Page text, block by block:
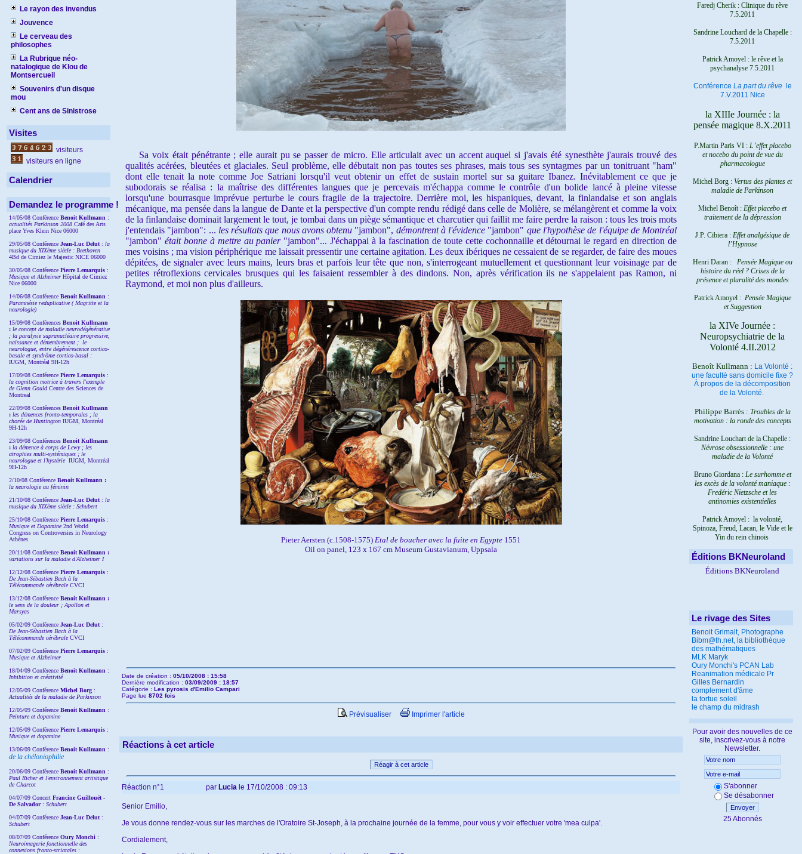
Le rayon des invendus
Jouvence
Le cerveau des
philosophes
La Rubrique néo-
natalogique de Klou de
Montsercueil
Souvenirs d'un disque
mou
Cent ans de Sinistrose
Visites
visiteurs
visiteurs en ligne
Calendrier
Demandez le programme !
14/05/08 Conférence Benoit Kullmann :
actualités Parkinson 2008 Café des Arts
place Yves Klein Nice 06000
29/05/08 Conférence Jean-Luc Delut : la
musique du XIXème siècle : Beethoven
4Bd de Cimiez le Majestic NICE 06000
30/05/08 Conférence Pierre Lemarquis :
Musique et Alzheimer Hôpital de Cimiez
Nice 06000
14/06/08 Conférence Benoit Kullmann :
Paramnésie reduplicative ( Magritte et la
neurologie)
15/09/08 Conférences Benoit Kullmann
: le concept de maladie neurodégénérative
; la paralysie supranucléaire progressive,
naissance et démembrement ; le
neurologue, entre dégénérescence cortico-
basale et syndrôme cortico-basal :
IUGM, Montréal 9H-12h
17/09/08 Conférence Pierre Lemarquis :
la cognition motrice à travers l'exemple
de Glenn Gould Centre des Sciences de
Montreal
22/09/08 Conférences Benoit Kullmann
: les démences fronto-temporales ; la
chorée de Huntington IUGM, Montréal
9H-12h
23/09/08 Conférences Benoit Kullmann
: la démence à corps de Lewy ; les
atrophies multi-systémiques ; le
neurologue et l'hystérie IUGM, Montréal
9H-12h
2/10/08 Conférence Benoit Kullmann :
la neurologie au féminin
21/10/08 Conférence Jean-Luc Delut : la
musique du XIXème siècle : Schubert
25/10/08 Conférence Pierre Lemarquis :
Musique et Dopamine2nd World
Congress on Controversies in Neurology
Athènes
20/11/08 Conférence Benoit Kullmann :
variations sur la maladie d'Alzheimer I
12/12/08 Conférence Pierre Lemarquis :
De Jean-Sébastien Bach à la
Télécommande cérébraleCVCI
13/12/08 Conférence Benoit Kullmann :
le sens de la douleur ; Apollon et
Marsyas
05/02/09 Conférence Jean-Luc Delut :
De Jean-Sébastien Bach à la
Télécommande cérébraleCVCI
07/02/09 Conférence Pierre Lemarquis :
Musique et Alzheimer
18/04/09 Conférence Benoit Kullmann :
Inhibition et créativité
12/05/09 Conférence Michel Borg :
Actualités de la maladie de Parkinson
12/05/09 Conférence Benoit Kullmann :
Peinture et dopamine
12/05/09 Conférence Pierre Lemarquis :
Musique et dopamine
13/06/09 Conférence Benoit Kullmann :
de la chéloniophilie
20/06/09 Conférence Benoit Kullmann :
Paul Richer et l'environnement artistique
de Charcot
04/07/09 Concert Francine Guillouët -
De Salvador : Schubert
04/07/09 Conférence Jean-Luc Delut :
Schubert
08/07/09 Conférence Oury Monchi :
Neuroimagerie fonctionnelle des
connexions fronto-striatales :
Sa voix était pénétrante ; elle aurait pu se passer de micro. Elle articulait avec un accent auquel si j'avais été synesthète j'aurais trouvé des
qualités acérées, bleutées et glaciales. Seul problème, elle débutait non pas toutes ses phrases, mais tous ses syntagmes par un tonitruant "ham"
dont elle tenait la note comme Joe Satriani lorsqu'il veut obtenir un effet de sustain mortel sur sa guitare Ibanez. Inévitablement ce que je
subodorais se réalisa : la maîtrise des différentes langues que je percevais m'échappa comme le contrôle d'un bolide lancé à pleine vitesse
lorsqu'une bourrasque imprévue perturbe le cours fragile de la trajectoire.Derrière moi, les hispaniques, devant, la finlandaise et son anglais
mécanique, ma pensée dans la langue de Dante et la perspective d'un compte rendu rédigé dans celle de Molière, se mélangèrent et comme la voix
de la finlandaise dominait largement le tout, je tombai dans un piège sémantique et charcutier qui faillit me faire perdre la raison : tous les trois mots
j'entendais "jambon": ... les résultats que nous avons obtenu "jambon", démontrent à l'évidence "jambon" que l'hypothèse de l'équipe de Montréal
"jambon" était bonne à mettre au panier "jambon"... J'échappai à la fascination de toute cette cochonnaille et détournai le regard en direction de
mes voisins ; ma vision périphérique me laissait pressentir une certaine agitation. Les deux ibériques ne cessaient de se regarder, de faire des moues
dépitées, de signaler avec leurs mains, leurs bras et parfois leur tête que non, s'interrogeant mutuellement et questionnant leur voisinage par de
petites rétroflexions cervicales brusques qui les faisaient ressembler à des dindons. Non, après vérification ils ne s'appelaient pas Ramon, ni
Raymond, et moi non plus d'ailleurs.
Pieter Aersten (c.1508-1575) Etal de boucher avec la fuite en Egypte 1551
Oil on panel, 123 x 167 cm Museum Gustavianum, Uppsala
Date de création : 05/10/2008 : 15:58
Dernière modification : 03/09/2009 : 18:57
Catégorie : Les pyrosis d'Emilio Campari
Page lue 8702 fois
Prévisualiser Imprimer l'article
Réactions à cet article
Réagir à cet article
Réaction n°1 par Lucia le 17/10/2008 : 09:13
Senior Emilio,
Je vous donne rendez-vous sur les marches de l'Oratoire St-Joseph, à la prochaine journée de la femme, pour vous y voir effectuer votre 'mea culpa'.
Cordialement,
Faredj Cherik : Clinique du rêve
7.5.2011
Sandrine Louchard de la Chapelle :
7.5.2011
Patrick Amoyel : le rêve et la
psychanalyse 7.5.2011
Conférence La part du rêve
le
7.V.2011 Nice
la XIIIe Journée : la
pensée magique 8.X.2011
P.Martin Paris VI : L’effet placebo
et nocebo du point de vue du
pharmacologue
Michel Borg : Vertus des plantes et
maladie de Parkinson
Michel Benoît : Effet placebo et
traitement de la dépression
J.P. Cibiera : Effet analgésique de
l’Hypnose
Henri Daran : Pensée Magique ou
histoire du réel ?Crises de la
présence et pluralité des mondes
Patrick Amoyel : Pensée Magique
et Suggestion
la XIVe Journée :
Neuropsychiatrie de la
Volonté 4.II.2012
Benoît Kullmann : La Volonté :
une faculté sans domicile fixe ?
À propos de la décomposition
de la Volonté.
Philippe Barrès : Troubles de la
motivation : la ronde des concepts
Sandrine Louchart de la Chapelle :
Névrose obsessionnelle : une
maladie de la Volonté
Bruno Giordana : Le surhomme et
les excès de la volonté maniaque :
Fredéric Nietzsche et les
antinomies existentielles
Patrick Amoyel : la volonté,
Spinoza, Freud, Lacan, le Vide et le
Yin du rein chinois
Éditions BKNeuroland
Éditions BKNeuroland
Le rivage des Sites
Benoit Grimalt, Photographe
Bibm@th.net, la bibliothèque
des mathématiques
MLK Maryk
Oury Monchi's PCAN Lab
Reanimation médicale Pr
Gilles Bernardin
complement d'âme
la tortue soleil
le champ du midrash
Pour avoir des nouvelles de ce
site, inscrivez-vous à notre
Newsletter.
S'abonner
Se désabonner
Envoyer
25 Abonnés